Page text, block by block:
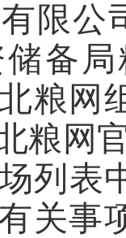
限公
备
北粮
粮网
列表
关事